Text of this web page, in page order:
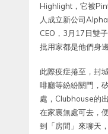
Highlight，它被
人成立新公司
CEO，3月17日雙
批用家都是他們身
此際疫症捲至，封
啡廳等紛紛關門，
處，Clubhouse的
在家裏無處可去，
到「房間」來聊天